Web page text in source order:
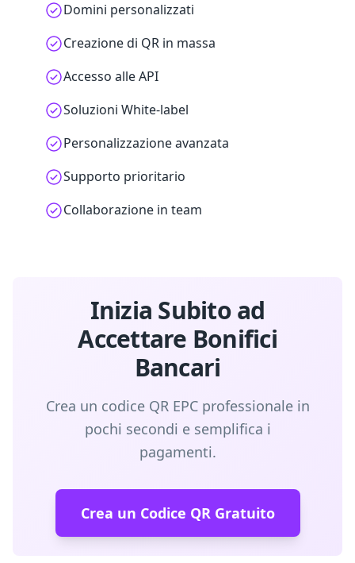
Domini personalizzati
Creazione di QR in massa
Accesso alle API
Soluzioni White-label
Personalizzazione avanzata
Supporto prioritario
Collaborazione in team
Inizia Subito ad
Accettare Bonifici
Bancari
Crea un codice QR EPC professionale in
pochi secondi e semplifica i
pagamenti.
Crea un Codice QR Gratuito